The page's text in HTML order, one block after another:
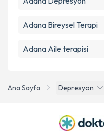
Ana Sayfa Depresyon
Adana Bireysel Terapi
Adana Aile terapisi